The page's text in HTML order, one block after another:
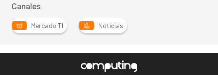
Canales
Mercado TI Noticias